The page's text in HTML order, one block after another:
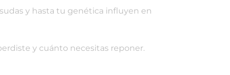
y hasta tu genética influyen en
y cuánto necesitas reponer.